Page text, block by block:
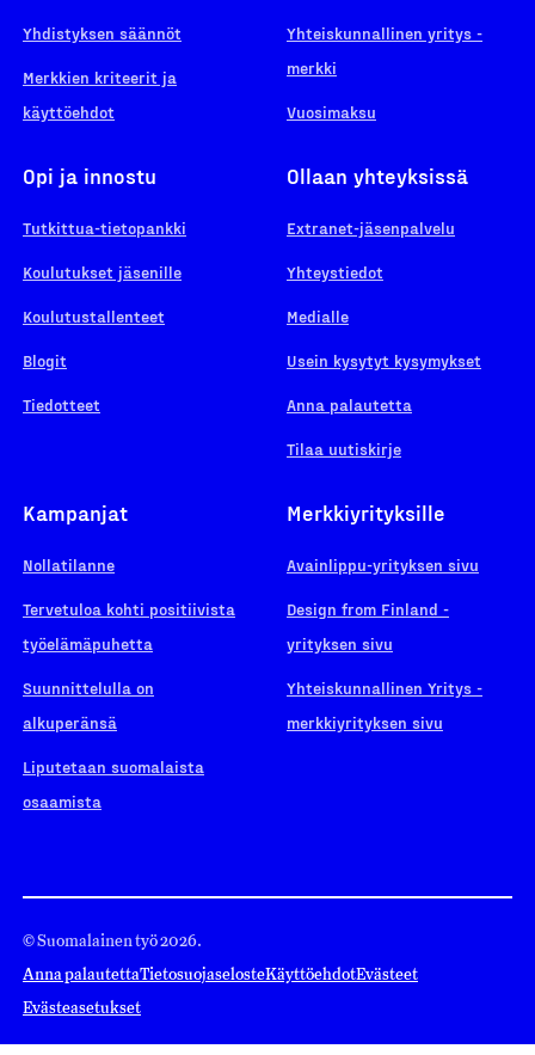
Yhdistyksen säännöt
Merkkien kriteerit ja
käyttöehdot
Yhteiskunnallinen yritys -
merkki
Vuosimaksu
Opi ja innostu
Tutkittua-tietopankki
Koulutukset jäsenille
Koulutustallenteet
Blogit
Tiedotteet
Ollaan yhteyksissä
Extranet-jäsenpalvelu
Yhteystiedot
Medialle
Usein kysytyt kysymykset
Anna palautetta
Tilaa uutiskirje
Kampanjat
Nollatilanne
Tervetuloa kohti positiivista
työelämäpuhetta
Suunnittelulla on
alkuperänsä
Liputetaan suomalaista
osaamista
Merkkiyrityksille
Avainlippu-yrityksen sivu
Design from Finland -
yrityksen sivu
Yhteiskunnallinen Yritys -
merkkiyrityksen sivu
© Suomalainen työ 2026.
Anna palautettaTietosuojaselosteKäyttöehdotEvästeet
Evästeasetukset